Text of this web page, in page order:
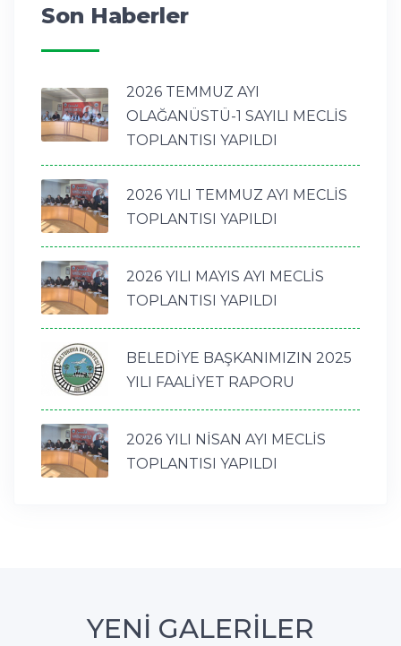
Son Haberler
2026 TEMMUZ AYI
OLAĞANÜSTÜ-1 SAYILI MECLİS
TOPLANTISI YAPILDI
2026 YILI TEMMUZ AYI MECLİS
TOPLANTISI YAPILDI
2026 YILI MAYIS AYI MECLİS
TOPLANTISI YAPILDI
BELEDİYE BAŞKANIMIZIN 2025
YILI FAALİYET RAPORU
2026 YILI NİSAN AYI MECLİS
TOPLANTISI YAPILDI
YENİ GALERİLER